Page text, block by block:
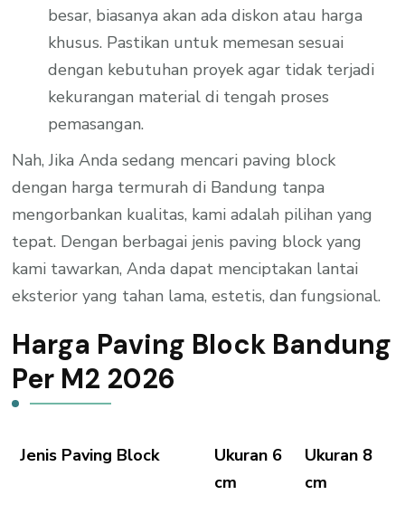
besar, biasanya akan ada diskon atau harga
khusus. Pastikan untuk memesan sesuai
dengan kebutuhan proyek agar tidak terjadi
kekurangan material di tengah proses
pemasangan.
Nah, Jika Anda sedang mencari paving block
dengan harga termurah di Bandung tanpa
mengorbankan kualitas, kami adalah pilihan yang
tepat. Dengan berbagai jenis paving block yang
kami tawarkan, Anda dapat menciptakan lantai
eksterior yang tahan lama, estetis, dan fungsional.
Harga Paving Block Bandung
Per M2 2026
Jenis Paving Block
Ukuran 6
cm
Ukuran 8
cm